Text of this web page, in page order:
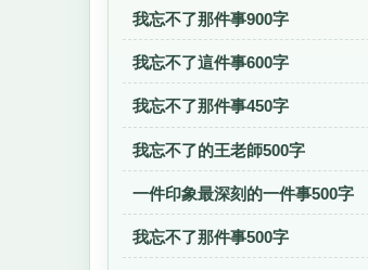
我忘不了那件事900字
我忘不了這件事600字
我忘不了那件事450字
我忘不了的王老師500字
一件印象最深刻的一件事500字
我忘不了那件事500字